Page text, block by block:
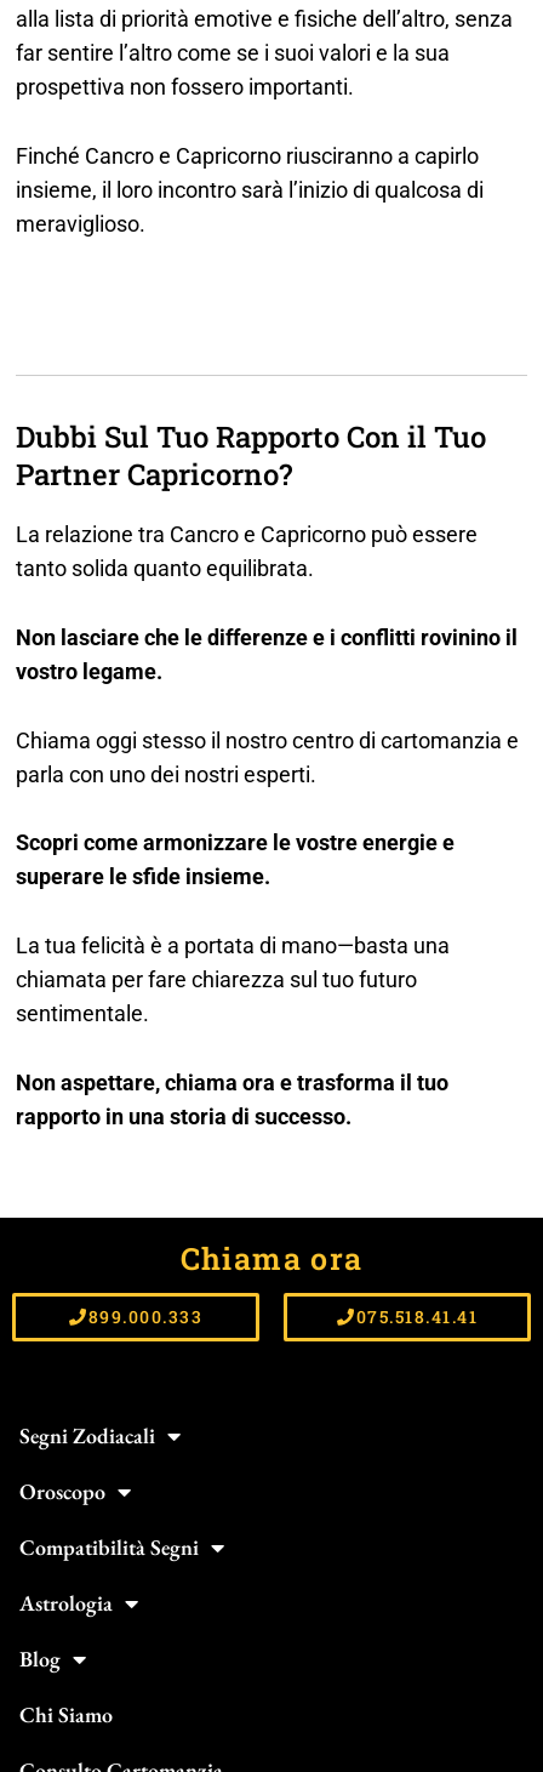
alla lista di priorità emotive e fisiche dell’altro, senza
far sentire l’altro come se i suoi valori e la sua
prospettiva non fossero importanti.
Finché Cancro e Capricorno riusciranno a capirlo
insieme, il loro incontro sarà l’inizio di qualcosa di
meraviglioso.
Dubbi Sul Tuo Rapporto Con il Tuo
Partner Capricorno?
La relazione tra Cancro e Capricorno può essere
tanto solida quanto equilibrata.
Non lasciare che le differenze e i conflitti rovinino il
vostro legame.
Chiama oggi stesso il nostro centro di cartomanzia e
parla con uno dei nostri esperti.
Scopri come armonizzare le vostre energie e
superare le sfide insieme.
La tua felicità è a portata di mano—basta una
chiamata per fare chiarezza sul tuo futuro
sentimentale.
Non aspettare, chiama ora e trasforma il tuo
rapporto in una storia di successo.
Chiama ora
899.000.333 075.518.41.41
Segni Zodiacali
Oroscopo
Compatibilità Segni
Astrologia
Blog
Chi Siamo